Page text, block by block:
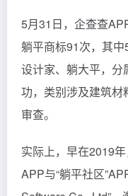
5月31日，企查查
躺平商标91次，其
设计家、躺大平，
功，类别涉及建筑
审查。
实际上，早在2019
APP与“躺平社区